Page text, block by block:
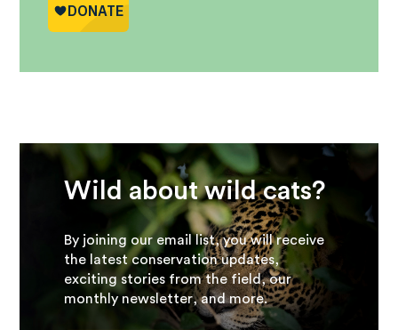
Wild about wild cats?
By joining our email list, you will receive
the latest conservation updates,
exciting stories from the field, our
monthly newsletter, and more.